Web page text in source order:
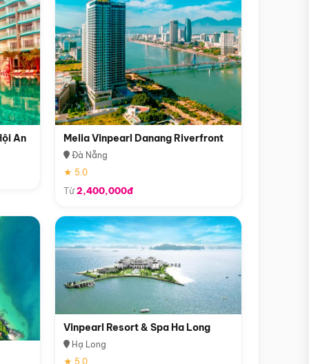
An Melia Vinpearl Danang Riverfront
Đà Nẵng
★ 5.0
Từ2,400,000đ
Vinpearl Resort & Spa Ha Long
Hạ Long
★ 5.0